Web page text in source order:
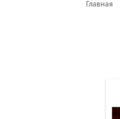
Главная